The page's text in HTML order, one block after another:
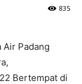
835
Air Padang
Bertempat di